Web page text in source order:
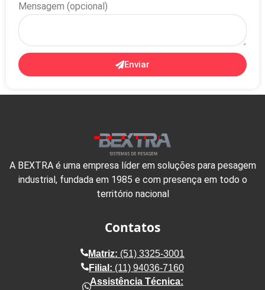
Mensagem (opcional)
Enviar
A BEXTRA é uma empresa líder em soluções para pesagem
industrial, fundada em 1985 e com presença em todo o
território nacional
Contatos
Matriz: (51) 3325-3001
Filial: (11) 94036-7160
Assistência Técnica: